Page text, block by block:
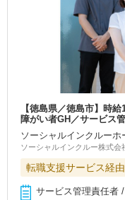
【徳島県／徳島市】時
障がい者GH／サービス
ソーシャルインクルー
ソーシャルインクルー株式会
転職支援サービス経由
サービス管理責任者